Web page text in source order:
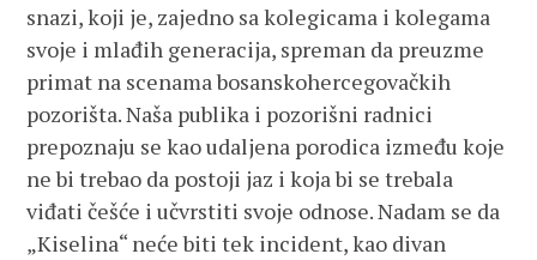
snazi, koji je, zajedno sa kolegicama i kolegama
svoje i mlađih generacija, spreman da preuzme
primat na scenama bosanskohercegovačkih
pozorišta. Naša publika i pozorišni radnici
prepoznaju se kao udaljena porodica između koje
ne bi trebao da postoji jaz i koja bi se trebala
viđati češće i učvrstiti svoje odnose. Nadam se da
„Kiselina“ neće biti tek incident, kao divan